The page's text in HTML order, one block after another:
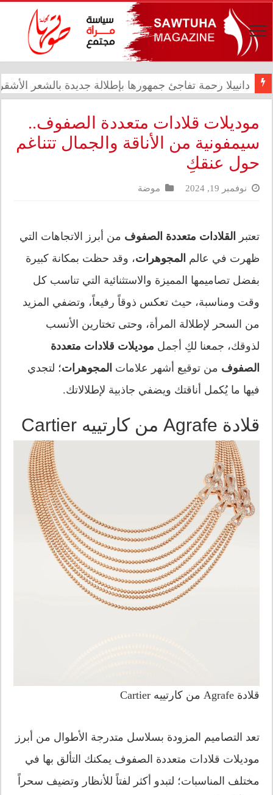
رئيس الوزراء علي فالح الزيدي يترأس اجتماعاً مشتركاً في
موديلات قلادات متعددة الصفوف..
سيمفونية من الأناقة والجمال تتناغم
حول عنقكِ
نوفمبر 19, 2024 موضة
تعتبر القلادات متعددة الصفوف من أبرز الاتجاهات التي
ظهرت في عالم المجوهرات، وقد حظت بمكانة كبيرة
بفضل تصاميمها المميزة والاستثنائية التي تناسب كل
وقت ومناسبة، حيث تعكس ذوقاً رفيعاً، وتضفي المزيد
من السحر لإطلالة المرأة، وحتى تختارين الأنسب
لذوقك، جمعنا لكِ أجمل موديلات قلادات متعددة
الصفوف من توقيع أشهر علامات المجوهرات؛ لتجدي
فيها ما يُكمل أناقتك ويضفي جاذبية لإطلالاتك.
قلادة Agrafe من كارتييه Cartier
قلادة Agrafe من كارتييه Cartier
تعد التصاميم المزودة بسلاسل متدرجة الأطوال من أبرز
موديلات قلادات متعددة الصفوف يمكنك التألق بها في
مختلف المناسبات؛ لتبدو أكثر لفتاً للأنظار وتضيف سحراً